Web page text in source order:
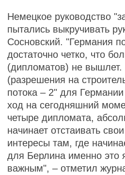
Немецкое руководство
пытались выкручивать
Сосновский. "Германия
достаточно четко, что
(дипломатов) не
(разрешения на
потока – 2" для
ход на сегодняшний
четыре дипломата,
начинает отстаивать
интересы там, где
для Берлина именно это
важным", – отметил